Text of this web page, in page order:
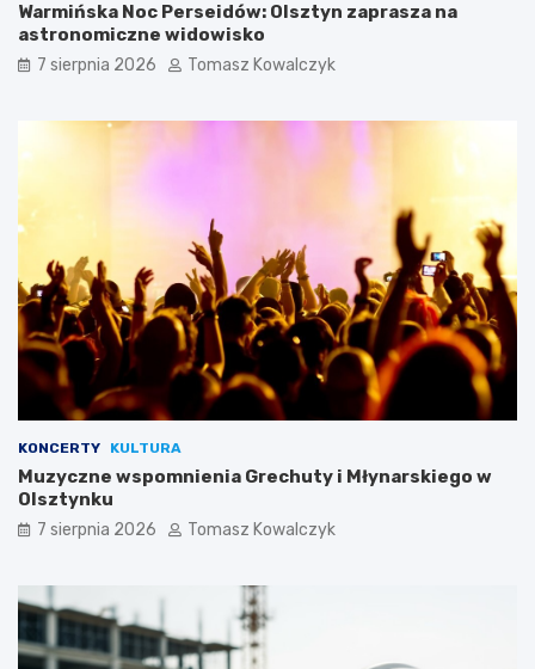
Warmińska Noc Perseidów: Olsztyn zaprasza na
astronomiczne widowisko
7 sierpnia 2026 Tomasz Kowalczyk
KONCERTY KULTURA
Muzyczne wspomnienia Grechuty i Młynarskiego w
Olsztynku
7 sierpnia 2026 Tomasz Kowalczyk